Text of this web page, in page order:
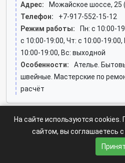
Адрес:
Можайское шоссе, 25
Телефон:
+7-917-552-15-12
Режим работы:
Пн: c 10:00-
c 10:00-19:00, Чт: c 10:00-
10:00-19:00, Вс: выходной
Особенности:
Ателье.
швейные. Мастерские по
расчёт
Светлана, ателье
Большая Юшуньская,
На сайте используются
сайтом, вы соглашаетесь с